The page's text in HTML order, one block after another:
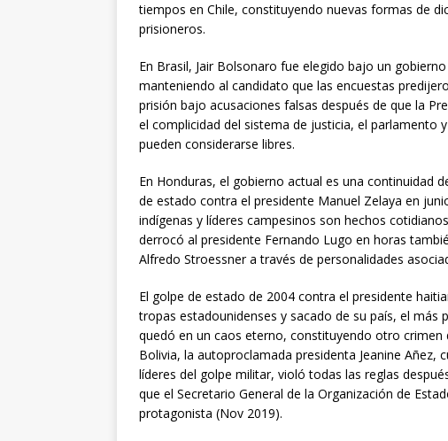
tiempos en Chile, constituyendo nuevas formas de
prisioneros.
En Brasil, Jair Bolsonaro fue elegido bajo un
manteniendo al candidato que las encuestas
prisión bajo acusaciones falsas después de que la
el complicidad del sistema de justicia, el parlamento
pueden considerarse libres.
En Honduras, el gobierno actual es una continuidad
de estado contra el presidente Manuel Zelaya en
indígenas y líderes campesinos son hechos
derrocó al presidente Fernando Lugo en horas
Alfredo Stroessner a través de personalidades
El golpe de estado de 2004 contra el presidente
tropas estadounidenses y sacado de su país, el más
quedó en un caos eterno, constituyendo otro
Bolivia, la autoproclamada presidenta Jeanine Añez,
líderes del golpe militar, violó todas las reglas
que el Secretario General de la Organización de
protagonista (Nov 2019).